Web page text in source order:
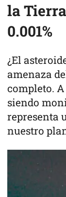
la
0.001%
¿El
amenaza
completo.
siendo
representa
nuestro